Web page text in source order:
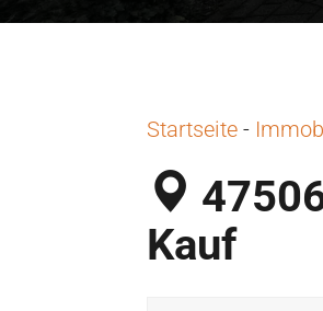
Startseite -
Kauf